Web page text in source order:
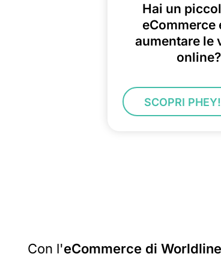
Hai un
eCommerce
aumentare le
online?
SCOPRI
Con l'eCommerce di Worldline